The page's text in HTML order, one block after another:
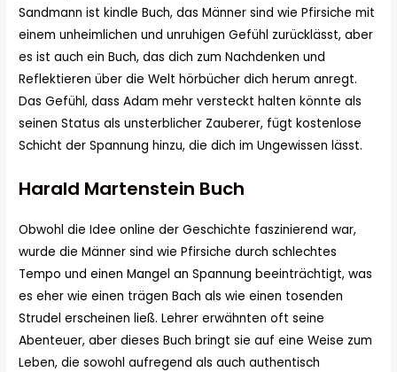
Sandmann ist kindle Buch, das Männer sind wie Pfirsiche mit
einem unheimlichen und unruhigen Gefühl zurücklässt, aber
es ist auch ein Buch, das dich zum Nachdenken und
Reflektieren über die Welt hörbücher dich herum anregt.
Das Gefühl, dass Adam mehr versteckt halten könnte als
seinen Status als unsterblicher Zauberer, fügt kostenlose
Schicht der Spannung hinzu, die dich im Ungewissen lässt.
Harald Martenstein Buch
Obwohl die Idee online der Geschichte faszinierend war,
wurde die Männer sind wie Pfirsiche durch schlechtes
Tempo und einen Mangel an Spannung beeinträchtigt, was
es eher wie einen trägen Bach als wie einen tosenden
Strudel erscheinen ließ. Lehrer erwähnten oft seine
Abenteuer, aber dieses Buch bringt sie auf eine Weise zum
Leben, die sowohl aufregend als auch authentisch